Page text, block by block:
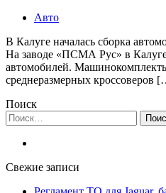
Авто
В Калуге началась сборка
На заводе «ПСМА Рус» в Калуге
автомобилей.
среднеразмерных кроссоверов
Поиск
Найти:
Свежие записи